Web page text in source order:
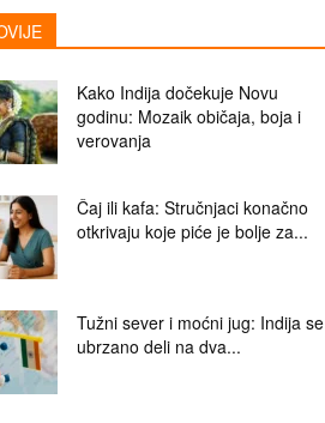
Kako Indija dočekuje Novu
godinu: Mozaik običaja, boja i
verovanja
Čaj ili kafa: Stručnjaci konačno
otkrivaju koje piće je bolje za...
Tužni sever i moćni jug: Indija se
ubrzano deli na dva...